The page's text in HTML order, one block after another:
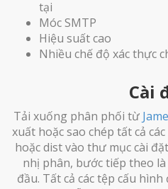
tại
Móc SMTP
Hiệu suất cao
Nhiều chế độ xác thực
Cài
Tải xuống phân phối từ
xuất hoặc sao chép tất cả
hoặc dist vào thư mục cài
nhị phân, bước tiếp theo
đầu. Tất cả các tệp cấu